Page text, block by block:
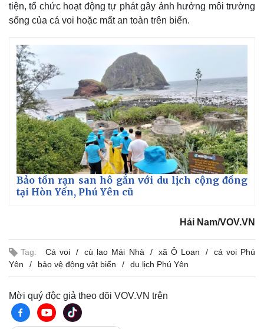
Kinh tế
Bất động sản
tiện, tổ chức hoạt động tự phát gây ảnh hưởng môi trường
sống của cá voi hoặc mất an toàn trên biển.
Bảo tồn rạn san hô gắn với du lịch cộng đồng
tại Hòn Yến, Phú Yên cũ
Hải Nam/VOV.VN
Tag: Cá voi cù lao Mái Nhà xã Ô Loan
cá voi Phú
Yên
bảo vệ động vật biển du lịch Phú Yên
Mời quý độc giả theo dõi VOV.VN trên